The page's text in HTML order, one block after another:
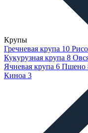
Крупы
Гречневая крупа 10
Кукурузная крупа 8
Ячневая крупа 6 Пшено
Киноа 3